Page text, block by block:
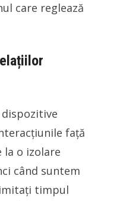
care reglează
față
la o izolare
când suntem
timpul